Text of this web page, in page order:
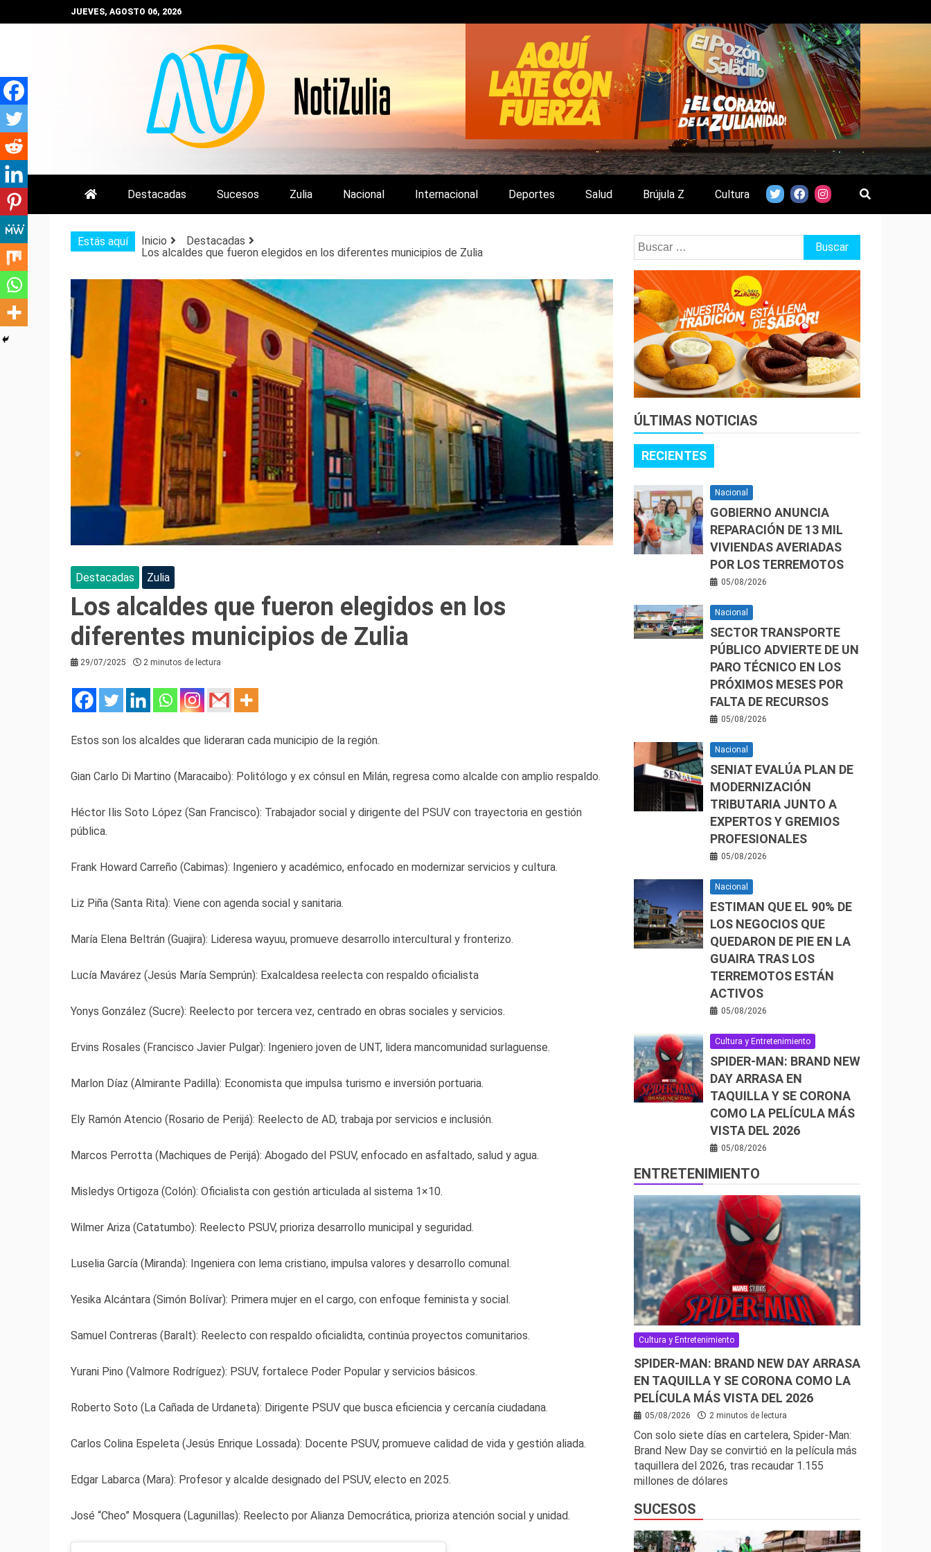
al
JUEVES, AGOSTO 06, 2026
NOTIZULIA
NOTICIAS DEL ZULIA, VENEZUELA Y DE INTERÉS GENERAL.
Destacadas Sucesos Zulia Nacional Internacional Deportes Salud Brújula Z Cultura
Estás aquí Inicio
Destacadas
Los alcaldes que fueron elegidos en los diferentes municipios de Zulia
Destacadas Zulia
Los alcaldes que fueron elegidos en los
diferentes municipios de Zulia
29/07/2025 2 minutos de lectura
Estos son los alcaldes que lideraran cada municipio de la región.
Gian Carlo Di Martino (Maracaibo): Politólogo y ex cónsul en Milán, regresa como alcalde con amplio respaldo.
Héctor Ilis Soto López (San Francisco): Trabajador social y dirigente del PSUV con trayectoria en gestión
pública.
Frank Howard Carreño (Cabimas): Ingeniero y académico, enfocado en modernizar servicios y cultura.
Liz Piña (Santa Rita): Viene con agenda social y sanitaria.
María Elena Beltrán (Guajira): Lideresa wayuu, promueve desarrollo intercultural y fronterizo.
Lucía Mavárez (Jesús María Semprún): Exalcaldesa reelecta con respaldo oficialista
Yonys González (Sucre): Reelecto por tercera vez, centrado en obras sociales y servicios.
Ervins Rosales (Francisco Javier Pulgar): Ingeniero joven de UNT, lidera mancomunidad surlaguense.
Marlon Díaz (Almirante Padilla): Economista que impulsa turismo e inversión portuaria.
Ely Ramón Atencio (Rosario de Perijá): Reelecto de AD, trabaja por servicios e inclusión.
Marcos Perrotta (Machiques de Perijá): Abogado del PSUV, enfocado en asfaltado, salud y agua.
Misledys Ortigoza (Colón): Oficialista con gestión articulada al sistema 1×10.
Wilmer Ariza (Catatumbo): Reelecto PSUV, prioriza desarrollo municipal y seguridad.
Luselia García (Miranda): Ingeniera con lema cristiano, impulsa valores y desarrollo comunal.
Yesika Alcántara (Simón Bolívar): Primera mujer en el cargo, con enfoque feminista y social.
Samuel Contreras (Baralt): Reelecto con respaldo oficialidta, continúa proyectos comunitarios.
Yurani Pino (Valmore Rodríguez): PSUV, fortalece Poder Popular y servicios básicos.
Roberto Soto (La Cañada de Urdaneta): Dirigente PSUV que busca eficiencia y cercanía ciudadana.
Carlos Colina Espeleta (Jesús Enrique Lossada): Docente PSUV, promueve calidad de vida y gestión aliada.
Edgar Labarca (Mara): Profesor y alcalde designado del PSUV, electo en 2025.
José “Cheo” Mosquera (Lagunillas): Reelecto por Alianza Democrática, prioriza atención social y unidad.
Buscar:
ÚLTIMAS NOTICIAS
RECIENTES
Nacional
GOBIERNO ANUNCIA
REPARACIÓN DE 13 MIL
VIVIENDAS AVERIADAS
POR LOS TERREMOTOS
05/08/2026
Nacional
SECTOR TRANSPORTE
PÚBLICO ADVIERTE DE UN
PARO TÉCNICO EN LOS
PRÓXIMOS MESES POR
FALTA DE RECURSOS
05/08/2026
Nacional
SENIAT EVALÚA PLAN DE
MODERNIZACIÓN
TRIBUTARIA JUNTO A
EXPERTOS Y GREMIOS
PROFESIONALES
05/08/2026
Nacional
ESTIMAN QUE EL 90% DE
LOS NEGOCIOS QUE
QUEDARON DE PIE EN LA
GUAIRA TRAS LOS
TERREMOTOS ESTÁN
ACTIVOS
05/08/2026
Cultura y Entretenimiento
SPIDER-MAN: BRAND NEW
DAY ARRASA EN
TAQUILLA Y SE CORONA
COMO LA PELÍCULA MÁS
VISTA DEL 2026
05/08/2026
ENTRETENIMIENTO
Cultura y Entretenimiento
SPIDER-MAN: BRAND NEW DAY ARRASA
EN TAQUILLA Y SE CORONA COMO LA
PELÍCULA MÁS VISTA DEL 2026
05/08/2026 2 minutos de lectura
Con solo siete días en cartelera, Spider-Man:
Brand New Day se convirtió en la película más
taquillera del 2026, tras recaudar 1.155
millones de dólares
SUCESOS